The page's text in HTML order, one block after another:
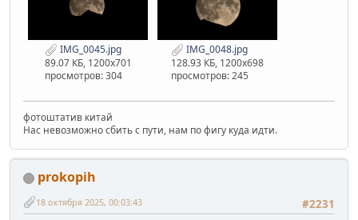
IMG_0045.jpg
89.07 КБ, 1200x701
просмотров: 304
IMG_0048.jpg
128.93 КБ, 1200x698
просмотров: 245
фотоштатив китай
Нас невозможно сбить с пути, нам по фигу куда идти.
prokopih
#2231
18 октября 2025, 00:03:43